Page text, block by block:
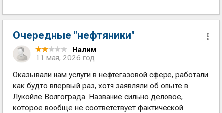
Очередные "нефтяники"
Налим
11 мая, 2026 год
Оказывали нам услуги в нефтегазовой сфере, работали
как будто впервый раз, хотя заявляли об опыте в
Лукойле Волгограда. Название сильно деловое,
которое вообще не соответствует фактической